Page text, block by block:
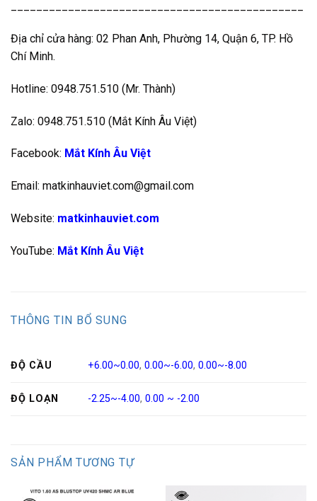
Địa chỉ cửa hàng: 02 Phan Anh, Phường 14, Quận 6, TP. Hồ
Chí Minh.
Hotline: 0948.751.510 (Mr. Thành)
Zalo: 0948.751.510 (Mắt Kính Âu Việt)
Facebook: Mắt Kính Âu Việt
Email: matkinhauviet.com@gmail.com
Website: matkinhauviet.com
YouTube: Mắt Kính Âu Việt
THÔNG TIN BỔ SUNG
ĐỘ CẦU +6.00~0.00,0.00~-6.00,0.00~-8.00
ĐỘ LOẠN -2.25~-4.00,0.00 ~ -2.00
SẢN PHẨM TƯƠNG TỰ